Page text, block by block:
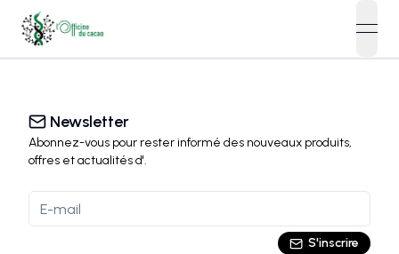
Newsletter
Abonnez-vous pour rester informé des nouveaux produits,
offres et actualitésd'.
S'inscrire